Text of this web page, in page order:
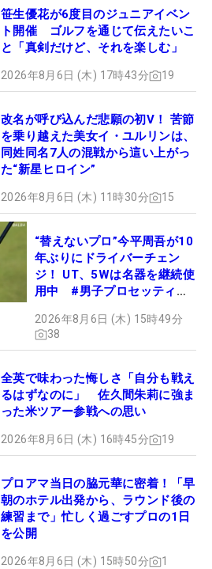
笹生優花が6度目のジュニアイベン
ト開催 ゴルフを通じて伝えたいこ
と「真剣だけど、それを楽しむ」
2026年8月6日 (木) 17時43分 19
改名が呼び込んだ悲願の初V！ 苦節
を乗り越えた美女イ・ユルリンは、
同姓同名7人の混戦から這い上がっ
た“新星ヒロイン”
2026年8月6日 (木) 11時30分 15
“替えないプロ”今平周吾が10
年ぶりにドライバーチェン
ジ！ UT、5Wは名器を継続使
用中 #男子プロセッティン
2026年8月6日 (木) 15時49分
38
全英で味わった悔しさ「自分も戦え
るはずなのに」 佐久間朱莉に強ま
った米ツアー参戦への思い
2026年8月6日 (木) 16時45分 19
プロアマ当日の脇元華に密着！「早
朝のホテル出発から、ラウンド後の
練習まで」忙しく過ごすプロの1日
を公開
2026年8月6日 (木) 15時50分 1